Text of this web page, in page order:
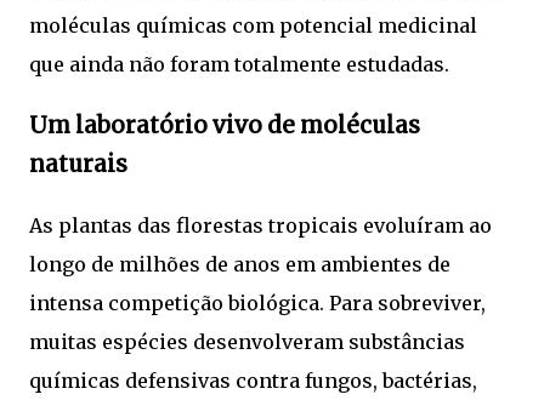
moléculas químicas com potencial medicinal
que ainda não foram totalmente estudadas.
Um laboratório vivo de moléculas
naturais
As plantas das florestas tropicais evoluíram ao
longo de milhões de anos em ambientes de
intensa competição biológica. Para sobreviver,
muitas espécies desenvolveram substâncias
químicas defensivas contra fungos, bactérias,